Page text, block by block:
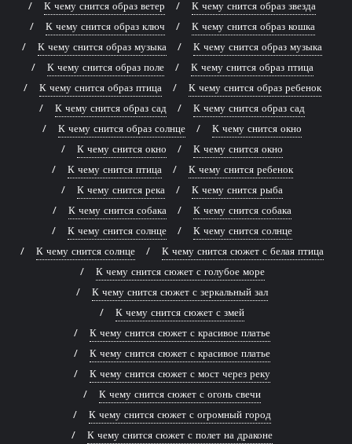
К чему снится образ ветер
К чему снится образ звезда
К чему снится образ ключ
К чему снится образ кошка
К чему снится образ музыка
К чему снится образ музыка
К чему снится образ поле
К чему снится образ птица
К чему снится образ птица
К чему снится образ ребенок
К чему снится образ сад
К чему снится образ сад
К чему снится образ солнце
К чему снится окно
К чему снится окно
К чему снится окно
К чему снится птица
К чему снится ребенок
К чему снится река
К чему снится рыба
К чему снится собака
К чему снится собака
К чему снится солнце
К чему снится солнце
К чему снится солнце
К чему снится сюжет с белая птица
К чему снится сюжет с голубое море
К чему снится сюжет с зеркальный зал
К чему снится сюжет с змей
К чему снится сюжет с красивое платье
К чему снится сюжет с красивое платье
К чему снится сюжет с мост через реку
К чему снится сюжет с огонь свечи
К чему снится сюжет с огромный город
К чему снится сюжет с полет на драконе